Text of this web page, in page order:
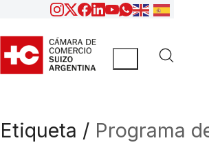
Etiqueta / Programa